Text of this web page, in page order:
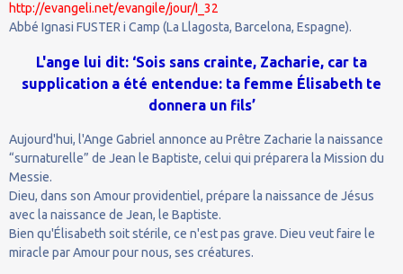
http://evangeli.net/evangile/jour/I_32
Abbé Ignasi FUSTER i Camp (La Llagosta, Barcelona, Espagne).
L'ange lui dit: ‘Sois sans crainte, Zacharie, car ta
supplication a été entendue: ta femme Élisabeth te
donnera un fils’
Aujourd'hui, l'Ange Gabriel annonce au Prêtre Zacharie la naissance
“surnaturelle” de Jean le Baptiste, celui qui préparera la Mission du
Messie.
Dieu, dans son Amour providentiel, prépare la naissance de Jésus
avec la naissance de Jean, le Baptiste.
Bien qu'Élisabeth soit stérile, ce n'est pas grave. Dieu veut faire le
miracle par Amour pour nous, ses créatures.